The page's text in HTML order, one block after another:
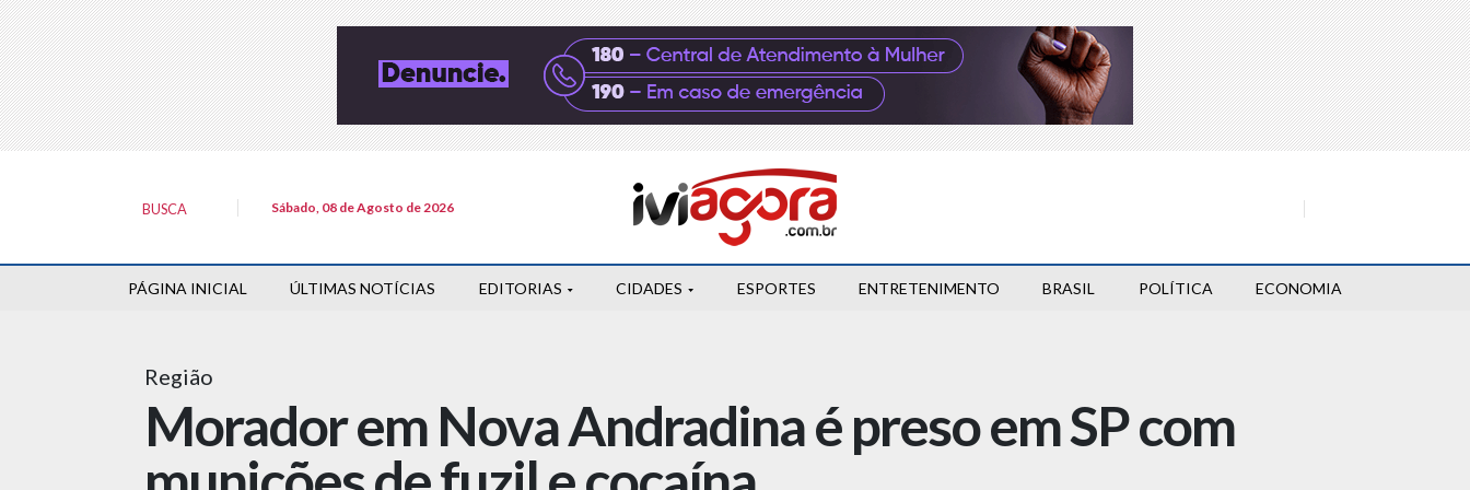
BUSCA Sábado, 08 de Agosto de 2026
PÁGINA INICIAL ÚLTIMAS NOTÍCIAS EDITORIAS CIDADES ESPORTES ENTRETENIMENTO BRASIL POLÍTICA ECONOMIA
Região
Morador em Nova Andradina é preso em SP com